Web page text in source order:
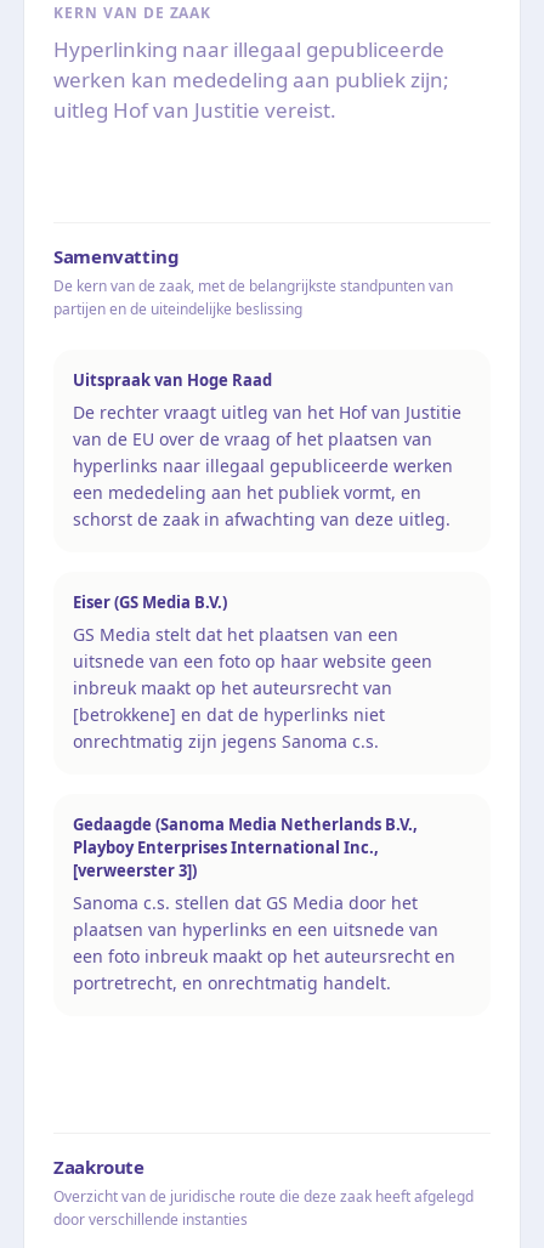
KERN VAN DE ZAAK
Hyperlinking naar illegaal gepubliceerde
werken kan mededeling aan publiek zijn;
uitleg Hof van Justitie vereist.
Samenvatting
De kern van de zaak, met de belangrijkste standpunten van
partijen en de uiteindelijke beslissing
Uitspraak van Hoge Raad
De rechter vraagt uitleg van het Hof van Justitie
van de EU over de vraag of het plaatsen van
hyperlinks naar illegaal gepubliceerde werken
een mededeling aan het publiek vormt, en
schorst de zaak in afwachting van deze uitleg.
Eiser (GS Media B.V.)
GS Media stelt dat het plaatsen van een
uitsnede van een foto op haar website geen
inbreuk maakt op het auteursrecht van
[betrokkene] en dat de hyperlinks niet
onrechtmatig zijn jegens Sanoma c.s.
Gedaagde (Sanoma Media Netherlands B.V.,
Playboy Enterprises International Inc.,
[verweerster 3])
Sanoma c.s. stellen dat GS Media door het
plaatsen van hyperlinks en een uitsnede van
een foto inbreuk maakt op het auteursrecht en
portretrecht, en onrechtmatig handelt.
Zaakroute
Overzicht van de juridische route die deze zaak heeft afgelegd
door verschillende instanties